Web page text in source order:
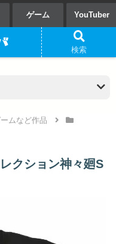
ゲーム YouTuber
ムなど作品
クション神々廻S
検索